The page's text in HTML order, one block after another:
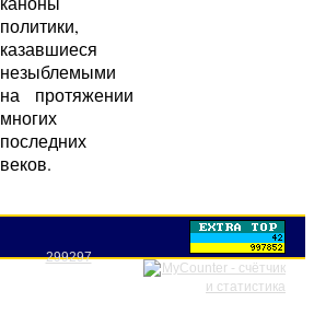
политики,
казавшиеся
незыблемыми
на протяжении
многих
последних
веков.
299297